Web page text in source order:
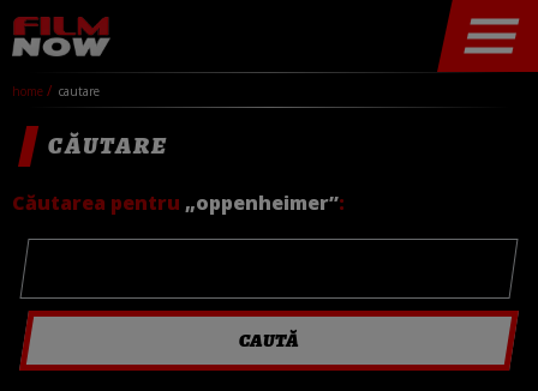
home cautare
CĂUTARE
Căutarea pentru „oppenheimer”: